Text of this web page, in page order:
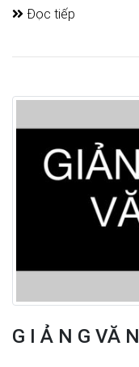
Đọc tiếp
G I Ả N G VĂ N